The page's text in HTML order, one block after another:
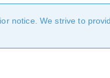
notice. We strive to